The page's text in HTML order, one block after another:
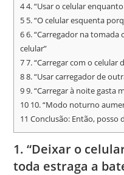
44. “Usar o celular
5 5. “O celular esquenta
66. “Carregador na tomada
celular”
77. “Carregar com o celular
88. “Usar carregador de
99. “Carregar à noite gasta
10 10. “Modo noturno
11 Conclusão: Então, posso
1. “Deixar o
toda estraga a